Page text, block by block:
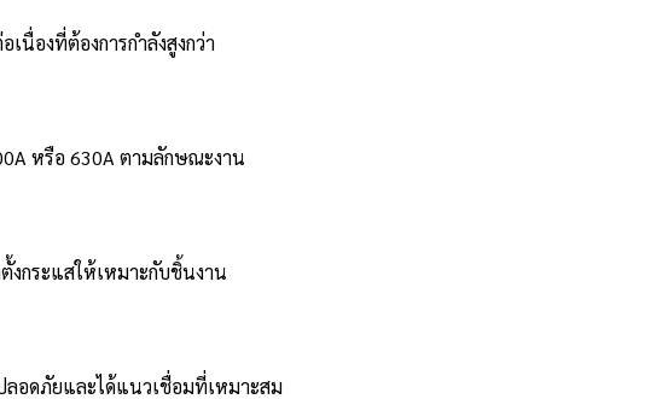
นื่องที่ต้องการกำลังสูงกว่า
หรือ 630A ตามลักษณะงาน
งกระแสให้เหมาะกับชิ้นงาน
ลอดภัยและได้แนวเชื่อมที่เหมาะสม